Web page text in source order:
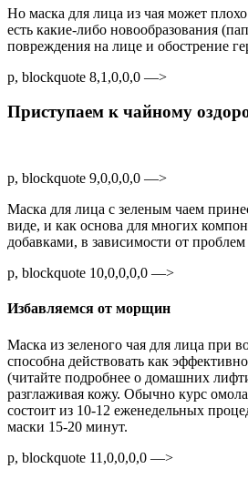
Но маска для лица из чая может плохо
есть какие-либо новообразования
повреждения на лице и обострение
p, blockquote 8,1,0,0,0 —>
Приступаем к чайному
p, blockquote 9,0,0,0,0 —>
Маска для лица с зеленым чаем
виде, и как основа для многих
добавками, в зависимости от
p, blockquote 10,0,0,0,0 —>
Избавляемся от морщин
Маска из зеленого чая для лица при
способна действовать как
(читайте подробнее о домашних
разглаживая кожу. Обычно курс
состоит из 10-12 еженедельных
маски 15-20 минут.
p, blockquote 11,0,0,0,0 —>